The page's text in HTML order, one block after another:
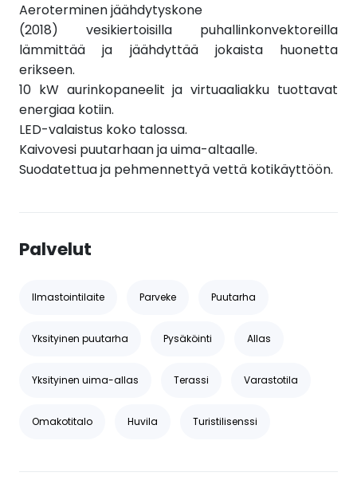
Aeroterminen jäähdytyskone
(2018) vesikiertoisilla puhallinkonvektoreilla
lämmittää ja jäähdyttää jokaista huonetta
erikseen.
10 kW aurinkopaneelit ja virtuaaliakku tuottavat
energiaa kotiin.
LED-valaistus koko talossa.
Kaivovesi puutarhaan ja uima-altaalle.
Suodatettua ja pehmennettyä vettä kotikäyttöön.
Palvelut
Ilmastointilaite Parveke Puutarha
Yksityinen puutarha Pysäköinti Allas
Yksityinen uima-allas Terassi Varastotila
Omakotitalo Huvila Turistilisenssi